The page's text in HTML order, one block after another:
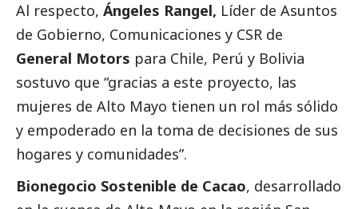
Al respecto, Ángeles Rangel, Líder de Asuntos
de Gobierno, Comunicaciones y CSR de
General Motors para Chile, Perú y Bolivia
sostuvo que “gracias a este proyecto, las
mujeres de Alto Mayo tienen un rol más sólido
y empoderado en la toma de decisiones de sus
hogares y comunidades”.
Bionegocio Sostenible de Cacao, desarrollado